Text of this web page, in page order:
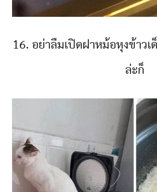
16. อย่าลืมเปิดฝาหม้อหุงข้าว
ล่ะก็